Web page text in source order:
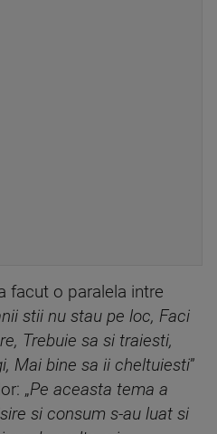
facut o paralela intre
stii nu stau pe loc, Faci
Trebuie sa si traiesti,
Mai bine sa ii cheltuiesti”
„Pe aceasta tema a
si consum s-au luat si